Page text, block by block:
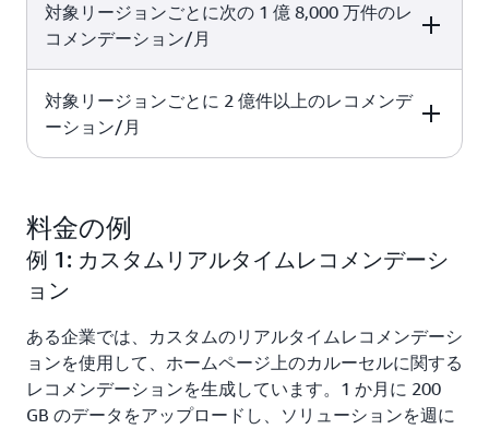
Price per 1,000 recommendations
0.067 USD
対象リージョンごとに次の 1 億 8,000 万件のレ
コメンデーション/月
Price per 1,000 recommendations
0.058 USD
対象リージョンごとに 2 億件以上のレコメンデ
ーション/月
0.050 USD
料金の例
例 1: カスタムリアルタイムレコメンデーシ
ョン
ある企業では、カスタムのリアルタイムレコメンデーシ
ョンを使用して、ホームページ上のカルーセルに関する
レコメンデーションを生成しています。1 か月に 200
GB のデータをアップロードし、ソリューションを週に